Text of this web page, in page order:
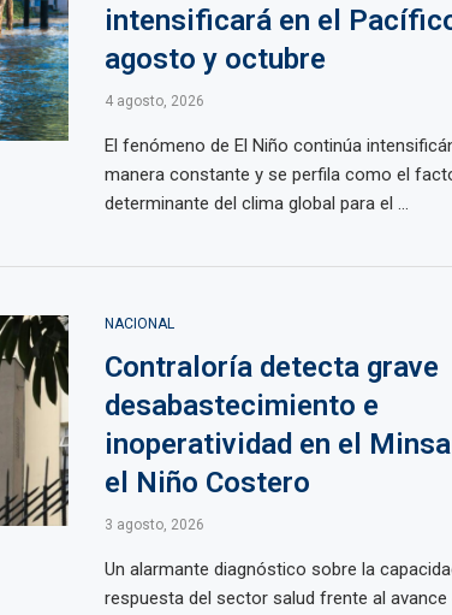
intensificará en el
agosto y octubre
4 agosto, 2026
El fenómeno de El Niño continúa
manera constante y se perfila como el
determinante del clima global para el ...
NACIONAL
Contraloría detecta grave
desabastecimiento e
inoperatividad en el
el Niño Costero
3 agosto, 2026
Un alarmante diagnóstico sobre la
respuesta del sector salud frente al avance